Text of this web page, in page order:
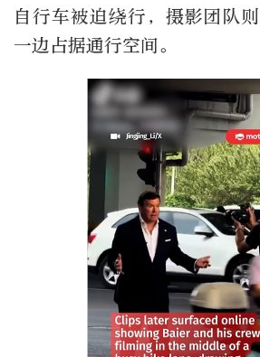
自行车被迫绕行，摄影团队
一边占据通行空间。